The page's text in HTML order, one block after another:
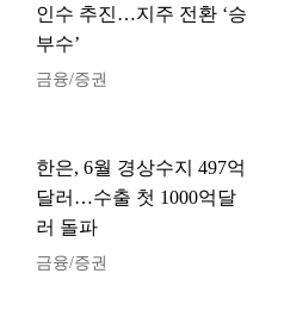
인수 추진…지주 전환 ‘승
부수’
금융/증권
한은, 6월 경상수지 497억
달러…수출 첫 1000억달
러 돌파
금융/증권